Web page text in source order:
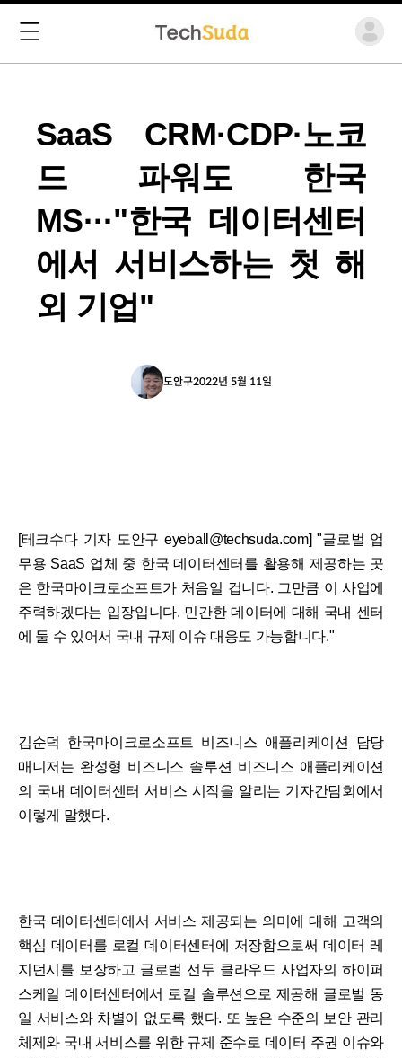
SaaS CRM·CDP·노코
드 파워도 한국
MS···"한국 데이터센터
에서 서비스하는 첫 해
외 기업"
도안구2022년 5월 11일
[테크수다 기자 도안구 eyeball@techsuda.com] "글로벌 업
무용 SaaS 업체 중 한국 데이터센터를 활용해 제공하는 곳
은 한국마이크로소프트가 처음일 겁니다. 그만큼 이 사업에
주력하겠다는 입장입니다. 민간한 데이터에 대해 국내 센터
에 둘 수 있어서 국내 규제 이슈 대응도 가능합니다."
김순덕 한국마이크로소프트 비즈니스 애플리케이션 담당
매니저는 완성형 비즈니스 솔루션 비즈니스 애플리케이션
의 국내 데이터센터 서비스 시작을 알리는 기자간담회에서
이렇게 말했다.
한국 데이터센터에서 서비스 제공되는 의미에 대해 고객의
핵심 데이터를 로컬 데이터센터에 저장함으로써 데이터 레
지던시를 보장하고 글로벌 선두 클라우드 사업자의 하이퍼
스케일 데이터센터에서 로컬 솔루션으로 제공해 글로벌 동
일 서비스와 차별이 없도록 했다. 또 높은 수준의 보안 관리
체제와 국내 서비스를 위한 규제 준수로 데이터 주권 이슈와